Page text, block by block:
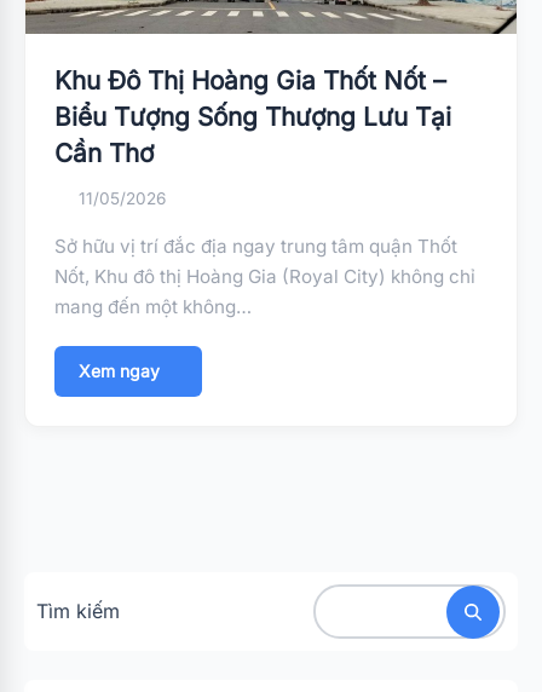
Khu Đô Thị Hoàng Gia Thốt Nốt –
Biểu Tượng Sống Thượng Lưu Tại
Cần Thơ
11/05/2026
Sở hữu vị trí đắc địa ngay trung tâm quận Thốt
Nốt, Khu đô thị Hoàng Gia (Royal City) không chỉ
mang đến một không…
Xem ngay
Tìm kiếm